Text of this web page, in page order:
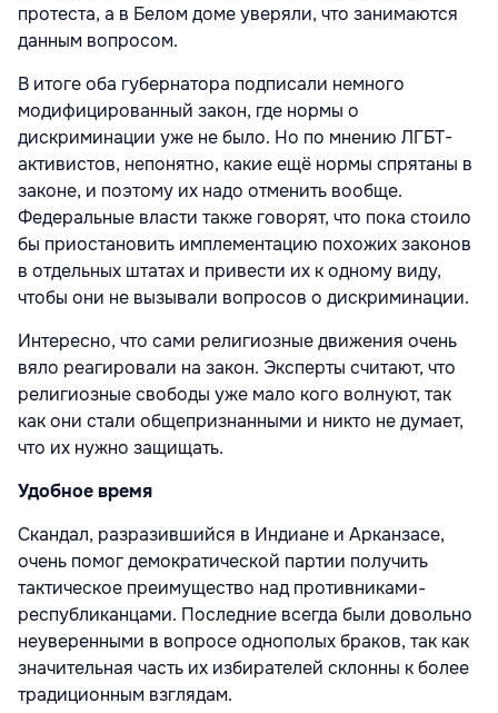
протеста, а в Белом доме уверяли, что занимаются
данным вопросом.
В итоге оба губернатора подписали немного
модифицированный закон, где нормы о
дискриминации уже не было. Но по мнению ЛГБТ-
активистов, непонятно, какие ещё нормы спрятаны в
законе, и поэтому их надо отменить вообще.
Федеральные власти также говорят, что пока стоило
бы приостановить имплементацию похожих законов
в отдельных штатах и привести их к одному виду,
чтобы они не вызывали вопросов о дискриминации.
Интересно, что сами религиозные движения очень
вяло реагировали на закон. Эксперты считают, что
религиозные свободы уже мало кого волнуют, так
как они стали общепризнанными и никто не думает,
что их нужно защищать.
Удобное время
Скандал, разразившийся в Индиане и Арканзасе,
очень помог демократической партии получить
тактическое преимущество над противниками-
республиканцами. Последние всегда были довольно
неуверенными в вопросе однополых браков, так как
значительная часть их избирателей склонны к более
традиционным взглядам.